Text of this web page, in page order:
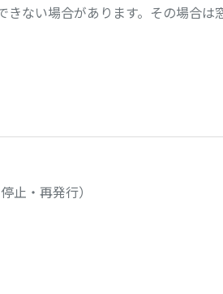
きない場合があります。その場合
止・再発行）